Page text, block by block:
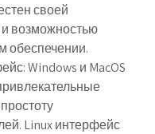
своей
возможностью
обеспечении.
Windows и MacOS
Linux интерфейс